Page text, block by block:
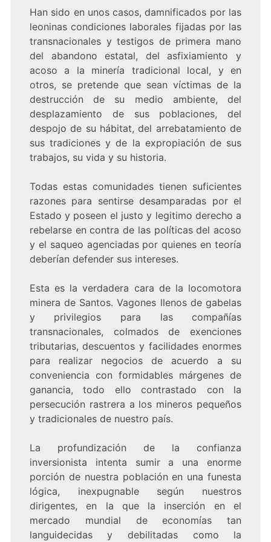
Han sido en unos casos, damnificados por las
leoninas condiciones laborales fijadas por las
transnacionales y testigos de primera mano
del abandono estatal, del asfixiamiento y
acoso a la minería tradicional local, y en
otros, se pretende que sean víctimas de la
destrucción de su medio ambiente, del
desplazamiento de sus poblaciones, del
despojo de su hábitat, del arrebatamiento de
sus tradiciones y de la expropiación de sus
trabajos, su vida y su historia.
Todas estas comunidades tienen suficientes
razones para sentirse desamparadas por el
Estado y poseen el justo y legitimo derecho a
rebelarse en contra de las políticas del acoso
y el saqueo agenciadas por quienes en teoría
deberían defender sus intereses.
Esta es la verdadera cara de la locomotora
minera de Santos. Vagones llenos de gabelas
y privilegios para las compañías
transnacionales, colmados de exenciones
tributarias, descuentos y facilidades enormes
para realizar negocios de acuerdo a su
conveniencia con formidables márgenes de
ganancia, todo ello contrastado con la
persecución rastrera a los mineros pequeños
y tradicionales de nuestro país.
La profundización de la confianza
inversionista intenta sumir a una enorme
porción de nuestra población en una funesta
lógica, inexpugnable según nuestros
dirigentes, en la que la inserción en el
mercado mundial de economías tan
languidecidas y debilitadas como la